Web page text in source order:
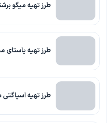
طرز تهیه میگو
طرز تهیه پاستای
طرز تهیه اسپاگتی